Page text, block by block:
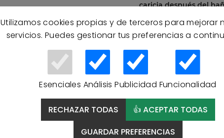
Utilizamos cookies propias y de terceros para mejorar
servicios. Puedes gestionar tus preferencias a
Esenciales Análisis Publicidad Funcionalidad
RECHAZAR TODAS
👍 ACEPTAR TODAS
GUARDAR PREFERENCIAS
caricia después del
No te quedes sin la
imprescindible para el
mejor equipo del